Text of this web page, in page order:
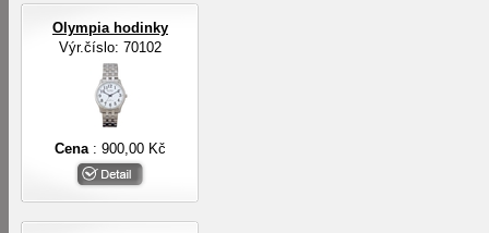
Olympia hodinky
Výr.číslo: 70102
Cena : 900,00 Kč